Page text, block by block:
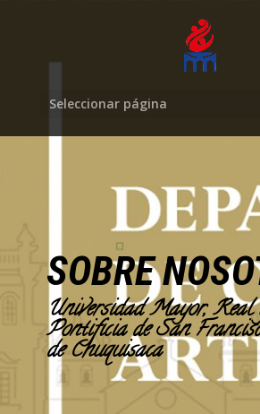
Seleccionar página
SOBRE
Universidad Mayor, Real
Pontificia de San
de Chuquisaca